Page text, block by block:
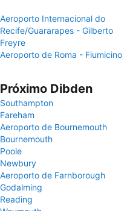
Aeroporto Internacional do
Recife/Guararapes - Gilberto
Freyre
Aeroporto de Roma - Fiumicino
Próximo Dibden
Southampton
Fareham
Aeroporto de Bournemouth
Bournemouth
Poole
Newbury
Aeroporto de Farnborough
Godalming
Reading